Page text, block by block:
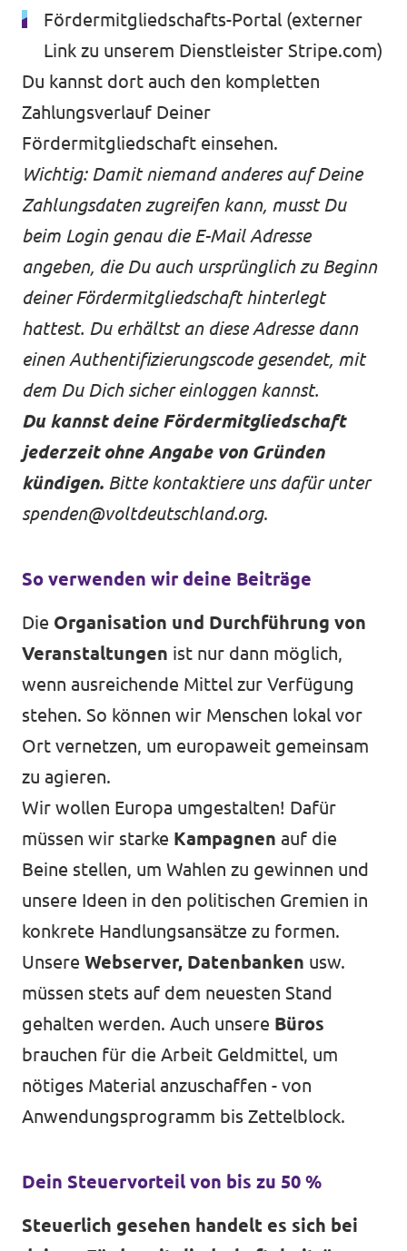
Fördermitgliedschafts-Portal (externer
Link zu unserem Dienstleister Stripe.com)
Du kannst dort auch den kompletten
Zahlungsverlauf Deiner
Fördermitgliedschaft einsehen.
Wichtig: Damit niemand anderes auf Deine
Zahlungsdaten zugreifen kann, musst Du
beim Login genau die E-Mail Adresse
angeben, die Du auch ursprünglich zu Beginn
deiner Fördermitgliedschaft hinterlegt
hattest. Du erhältst an diese Adresse dann
einen Authentifizierungscode gesendet, mit
dem Du Dich sicher einloggen kannst.
Du kannst deine Fördermitgliedschaft
jederzeit ohne Angabe von Gründen
kündigen. Bitte kontaktiere uns dafür unter
spenden@voltdeutschland.org.
So verwenden wir deine Beiträge
Die Organisation und Durchführung von
Veranstaltungen ist nur dann möglich,
wenn ausreichende Mittel zur Verfügung
stehen. So können wir Menschen lokal vor
Ort vernetzen, um europaweit gemeinsam
zu agieren.
Wir wollen Europa umgestalten! Dafür
müssen wir starke Kampagnen auf die
Beine stellen, um Wahlen zu gewinnen und
unsere Ideen in den politischen Gremien in
konkrete Handlungsansätze zu formen.
Unsere Webserver, Datenbanken usw.
müssen stets auf dem neuesten Stand
gehalten werden. Auch unsere Büros
brauchen für die Arbeit Geldmittel, um
nötiges Material anzuschaffen - von
Anwendungsprogramm bis Zettelblock.
Dein Steuervorteil von bis zu 50 %
Steuerlich gesehen handelt es sich bei